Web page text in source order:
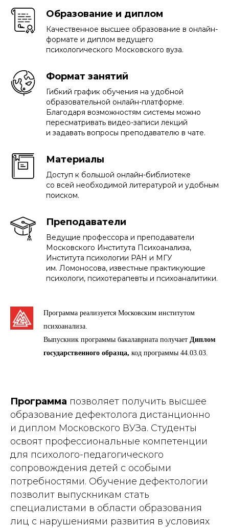
Образование и диплом
Качественное высшее образование в онлайн-
формате и диплом ведущего
психологического Московского вуза.
Формат занятий
Гибкий график обучения на удобной
образовательной онлайн-платформе.
Благодаря возможностям системы можно
пересматривать видео-записи лекций
и задавать вопросы преподавателю в чате.
Материалы
Доступ к большой онлайн-библиотеке
со всей необходимой литературой и удобным
поиском.
Преподаватели
Ведущие профессора и преподаватели
Московского Института Психоанализа,
Института психологии РАН и МГУ
им. Ломоносова, известные практикующие
психологи, психотерапевты и психоаналитики.
Программа реализуется Московским институтом
психоанализа.
Выпускник программы бакалавриата получает Диплом
государственного образца, код программы 44.03.03.
Программа позволяет получить высшее
образование дефектолога дистанционно
и диплом Московского ВУЗа. Студенты
освоят профессиональные компетенции
для психолого-педагогического
сопровождения детей с особыми
потребностями. Обучение дефектологии
позволит выпускникам стать
специалистами в области образования
лиц с нарушениями развития в условиях